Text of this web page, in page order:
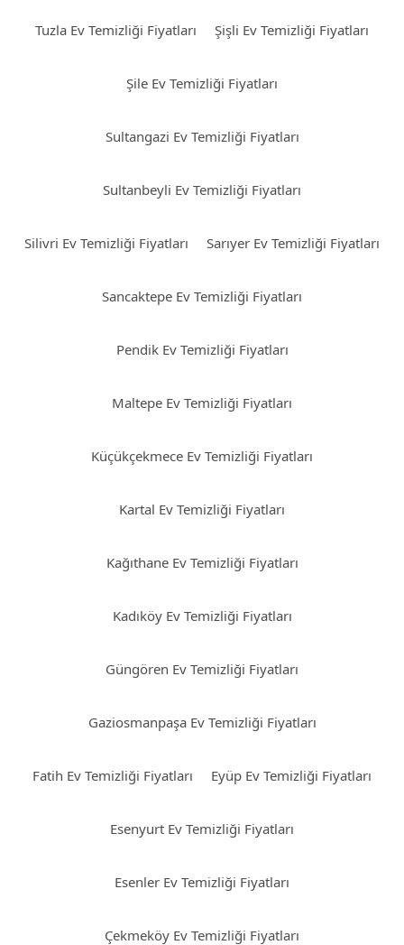
Tuzla Ev Temizliği Fiyatları Şişli Ev Temizliği Fiyatları
Şile Ev Temizliği Fiyatları
Sultangazi Ev Temizliği Fiyatları
Sultanbeyli Ev Temizliği Fiyatları
Silivri Ev Temizliği Fiyatları Sarıyer Ev Temizliği Fiyatları
Sancaktepe Ev Temizliği Fiyatları
Pendik Ev Temizliği Fiyatları
Maltepe Ev Temizliği Fiyatları
Küçükçekmece Ev Temizliği Fiyatları
Kartal Ev Temizliği Fiyatları
Kağıthane Ev Temizliği Fiyatları
Kadıköy Ev Temizliği Fiyatları
Güngören Ev Temizliği Fiyatları
Gaziosmanpaşa Ev Temizliği Fiyatları
Fatih Ev Temizliği Fiyatları Eyüp Ev Temizliği Fiyatları
Esenyurt Ev Temizliği Fiyatları
Esenler Ev Temizliği Fiyatları
Çekmeköy Ev Temizliği Fiyatları